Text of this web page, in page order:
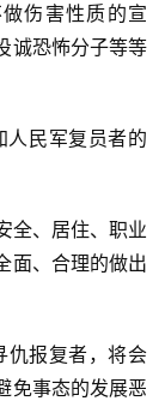
伤害性质的宣
诚恐怖分子等等
人民军复员者的
全、居住、职业
面、合理的做出
仇报复者，将会
免事态的发展恶